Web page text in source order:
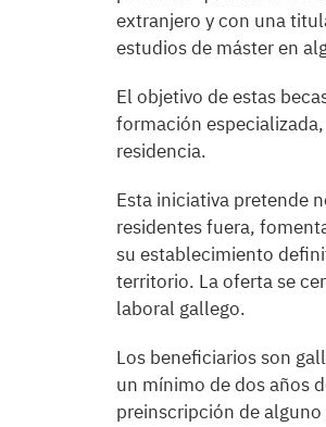
extranjero y con una
estudios de máster en
El objetivo de estas
formación
residencia.
Esta iniciativa pretende
residentes fuera,
su establecimiento
territorio. La oferta se
laboral gallego.
Los beneficiarios son
un mínimo de dos años
preinscripción de